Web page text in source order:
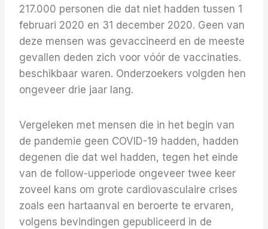
217.000 personen die dat niet hadden tussen 1
februari 2020 en 31 december 2020. Geen van
deze mensen was gevaccineerd en de meeste
gevallen deden zich voor vóór de vaccinaties.
beschikbaar waren. Onderzoekers volgden hen
ongeveer drie jaar lang.
Vergeleken met mensen die in het begin van
de pandemie geen COVID-19 hadden, hadden
degenen die dat wel hadden, tegen het einde
van de follow-upperiode ongeveer twee keer
zoveel kans om grote cardiovasculaire crises
zoals een hartaanval en beroerte te ervaren,
volgens bevindingen gepubliceerd in de